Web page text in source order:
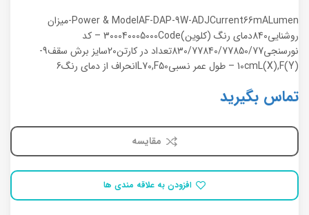
Power & ModelAF-DAP-9W-ADJCurrent66mALumen-میزان
روشنایی840دمای رنگ (کلوین)300040005000Code – کد
نورسنجی830/77840/77850/77تعداد در کارتن20سایز برش سقف9-
10cmL(X),F(Y) – طول عمر نسبیL70,F50انحراف از دمای رنگ6
تماس بگیرید
مقایسه
افزودن به علاقه مندی ها